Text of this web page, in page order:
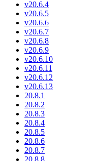
v20.6.4
v20.6.5
v20.6.6
v20.6.7
v20.6.8
v20.6.9
v20.6.10
v20.6.11
v20.6.12
v20.6.13
20.8.1
20.8.2
20.8.3
20.8.4
20.8.5
20.8.6
20.8.7
20.8.8